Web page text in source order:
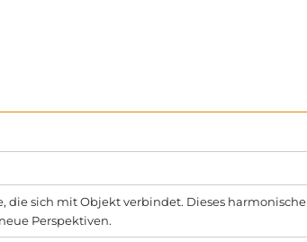
die sich mit Objekt verbindet. Dieses harmonische
Perspektiven.